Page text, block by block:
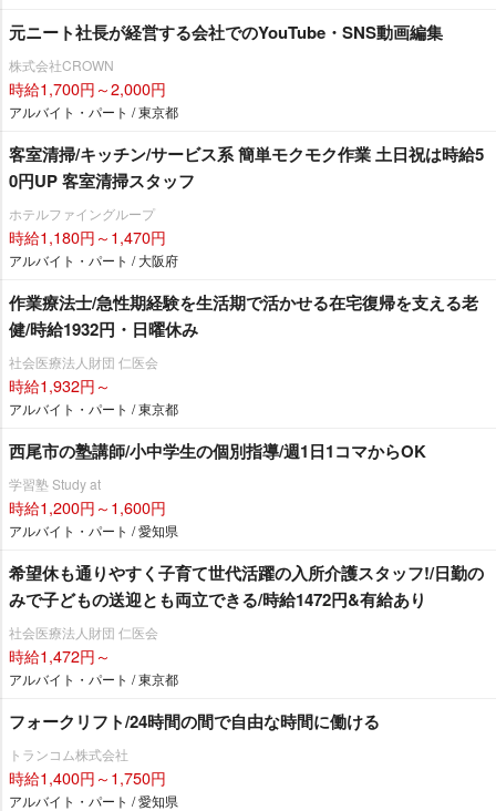
元ニート社長が経営する会社でのYouTube・SNS動画編集
株式会社CROWN
時給1,700円～2,000円
アルバイト・パート / 東京都
客室清掃/キッチン/サービス系 簡単モクモク作業 土日祝は時給5
0円UP 客室清掃スタッフ
ホテルファイングループ
時給1,180円～1,470円
アルバイト・パート / 大阪府
作業療法士/急性期経験を生活期で活かせる在宅復帰を支える老
健/時給1932円・日曜休み
社会医療法人財団 仁医会
時給1,932円～
アルバイト・パート / 東京都
西尾市の塾講師/小中学生の個別指導/週1日1コマからOK
学習塾 Study at
時給1,200円～1,600円
アルバイト・パート / 愛知県
希望休も通りやすく子育て世代活躍の入所介護スタッフ!/日勤の
みで子どもの送迎とも両立できる/時給1472円&有給あり
社会医療法人財団 仁医会
時給1,472円～
アルバイト・パート / 東京都
フォークリフト/24時間の間で自由な時間に働ける
トランコム株式会社
時給1,400円～1,750円
アルバイト・パート / 愛知県